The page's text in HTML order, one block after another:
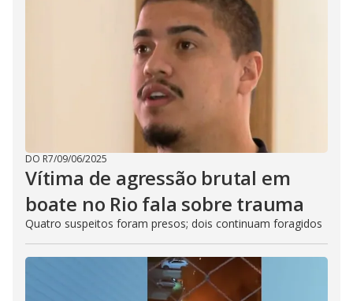
DO R7/09/06/2025
Vítima de agressão brutal em
boate no Rio fala sobre trauma
Quatro suspeitos foram presos; dois continuam foragidos